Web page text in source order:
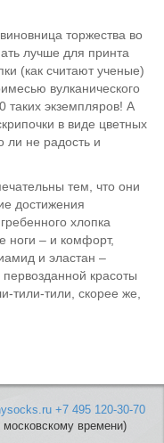
торжества во
лучше для принта
(как считают ученые)
вулканического
таких экземпляров! А
в виде цветных
ли не радость и
тем, что они
достижения
хлопка
ноги – и комфорт,
и эластан –
красоты
тили-тили, скорее же,
+7 495 120-30-70
времени)